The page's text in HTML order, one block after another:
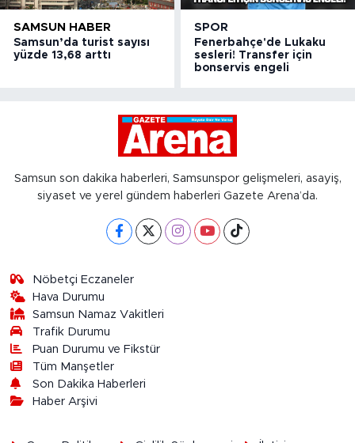
SAMSUN HABER
Samsun’da turist sayısı
yüzde 13,68 arttı
SPOR
Fenerbahçe'de Lukaku
sesleri! Transfer için
bonservis engeli
Samsun son dakika haberleri, Samsunspor gelişmeleri, asayiş,
siyaset ve yerel gündem haberleri Gazete Arena’da.
Nöbetçi Eczaneler
Hava Durumu
Samsun Namaz Vakitleri
Trafik Durumu
Puan Durumu ve Fikstür
Tüm Manşetler
Son Dakika Haberleri
Haber Arşivi